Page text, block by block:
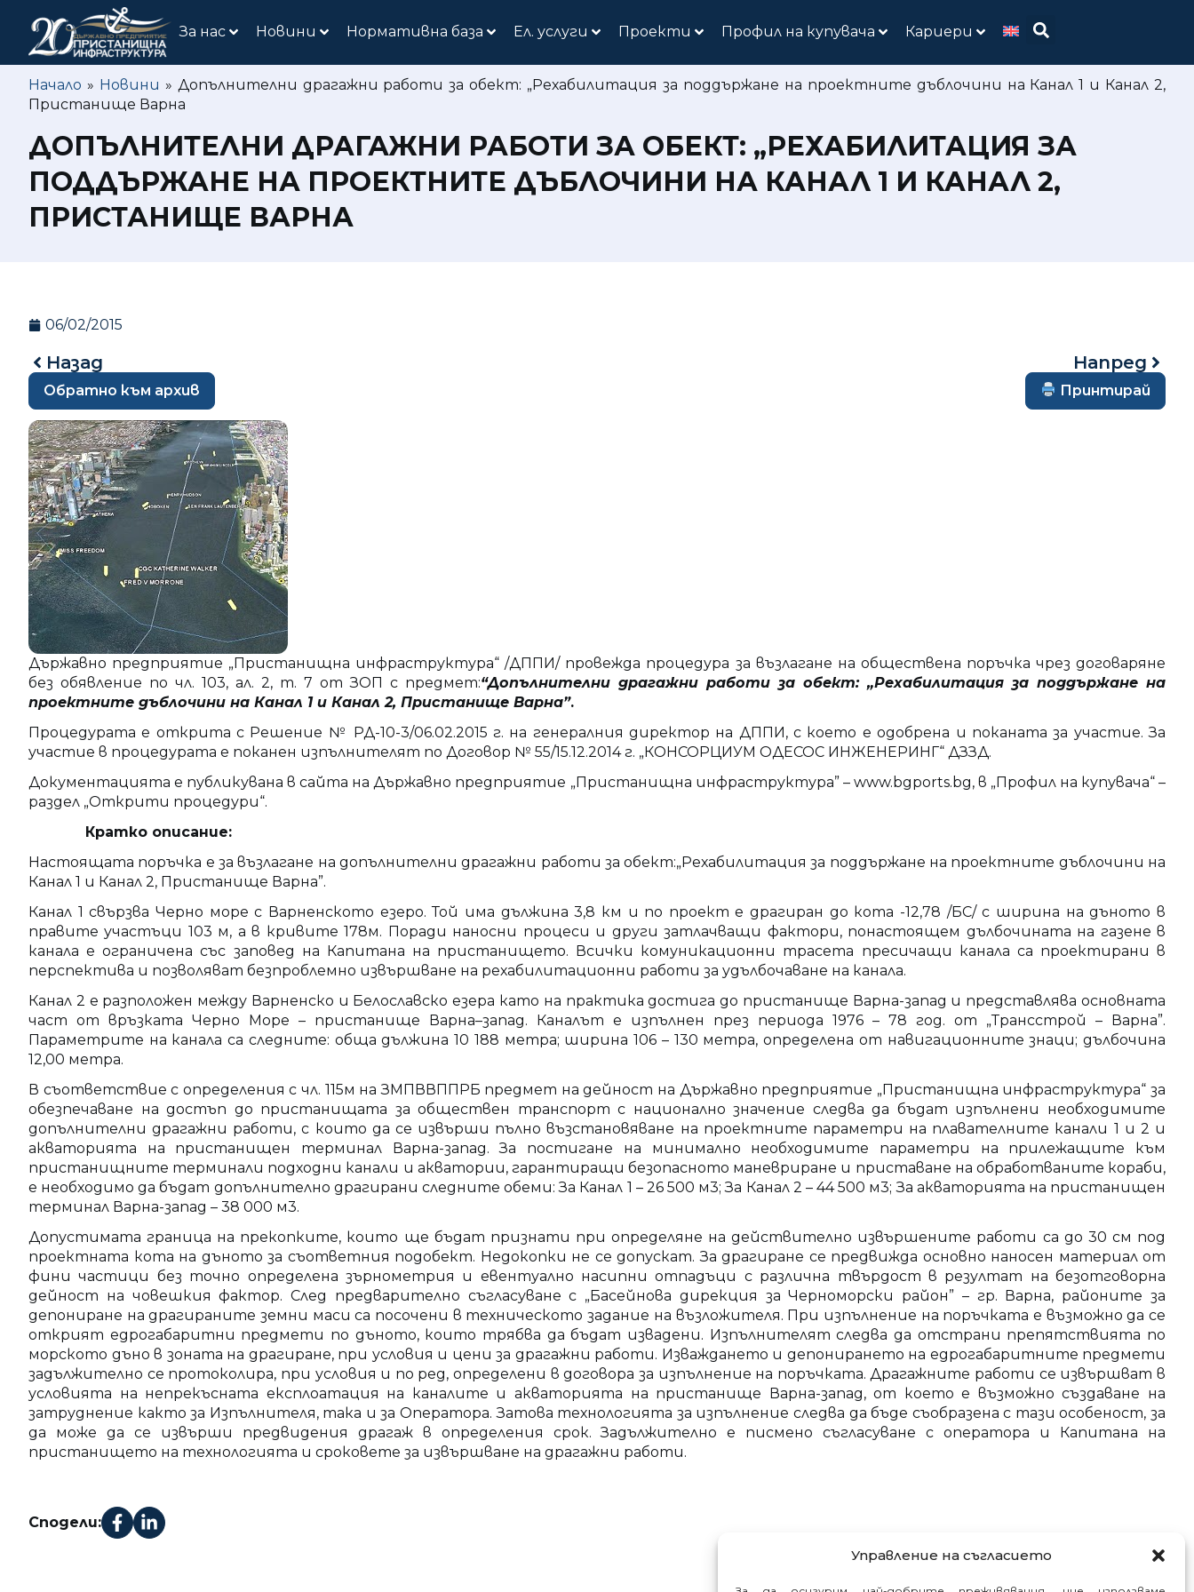
Управление на съгласието
За нас Новини Нормативна база Ел. услуги Проекти Профил на купувача Кариери
Начало » Новини » Допълнителни драгажни работи за обект: „Рехабилитация за поддържане на проектните дъблочини на Канал 1 и Канал 2,
Пристанище Варна
ДОПЪЛНИТЕЛНИ ДРАГАЖНИ РАБОТИ ЗА ОБЕКТ: „РЕХАБИЛИТАЦИЯ ЗА
ПОДДЪРЖАНЕ НА ПРОЕКТНИТЕ ДЪБЛОЧИНИ НА КАНАЛ 1 И КАНАЛ 2,
ПРИСТАНИЩЕ ВАРНА
06/02/2015
Назад Напред
Обратно към архив Принтирай
Държавно предприятие „Пристанищна инфраструктура“ /ДППИ/ провежда процедура за възлагане на обществена поръчка чрез договаряне
без обявление по чл. 103, ал. 2, т. 7 от ЗОП с предмет:“Допълнителни драгажни работи за обект: „Рехабилитация за поддържане на
проектните дъблочини на Канал 1 и Канал 2, Пристанище Варна”.
Процедурата е открита с Решение № РД-10-3/06.02.2015 г. на генералния директор на ДППИ, с което е одобрена и поканата за участие. За
участие в процедурата е поканен изпълнителят по Договор № 55/15.12.2014 г. „КОНСОРЦИУМ ОДЕСОС ИНЖЕНЕРИНГ“ ДЗЗД.
Документацията е публикувана в сайта на Държавно предприятие „Пристанищна инфраструктура” – www.bgports.bg, в „Профил на купувача“ –
раздел „Открити процедури“.
Кратко описание:
Настоящата поръчка е за възлагане на допълнителни драгажни работи за обект:„Рехабилитация за поддържане на проектните дъблочини на
Канал 1 и Канал 2, Пристанище Варна”.
Канал 1 свързва Черно море с Варненското езеро. Той има дължина 3,8 км и по проект е драгиран до кота -12,78 /БС/ с ширина на дъното в
правите участъци 103 м, а в кривите 178м. Поради наносни процеси и други затлачващи фактори, понастоящем дълбочината на газене в
канала е ограничена със заповед на Капитана на пристанището. Всички комуникационни трасета пресичащи канала са проектирани в
перспектива и позволяват безпроблемно извършване на рехабилитационни работи за удълбочаване на канала.
Канал 2 е разположен между Варненско и Белославско езера като на практика достига до пристанище Варна-запад и представлява основната
част от връзката Черно Море – пристанище Варна–запад. Каналът е изпълнен през периода 1976 – 78 год. от „Трансстрой – Варна”.
Параметрите на канала са следните: обща дължина 10 188 метра; ширина 106 – 130 метра, определена от навигационните знаци; дълбочина
12,00 метра.
В съответствие с определения с чл. 115м на ЗМПВВППРБ предмет на дейност на Държавно предприятие „Пристанищна инфраструктура“ за
обезпечаване на достъп до пристанищата за обществен транспорт с национално значение следва да бъдат изпълнени необходимите
допълнителни драгажни работи, с които да се извърши пълно възстановяване на проектните параметри на плавателните канали 1 и 2 и
акваторията на пристанищен терминал Варна-запад. За постигане на минимално необходимите параметри на прилежащите към
пристанищните терминали подходни канали и акватории, гарантиращи безопасното маневриране и приставане на обработваните кораби,
е необходимо да бъдат допълнително драгирани следните обеми: За Канал 1 – 26 500 м3; За Канал 2 – 44 500 м3; За акваторията на пристанищен
терминал Варна-запад – 38 000 м3.
Допустимата граница на прекопките, които ще бъдат признати при определяне на действително извършените работи са до 30 см под
проектната кота на дъното за съответния подобект. Недокопки не се допускат. За драгиране се предвижда основно наносен материал от
фини частици без точно определена зърнометрия и евентуално насипни отпадъци с различна твърдост в резултат на безотговорна
дейност на човешкия фактор. След предварително съгласуване с „Басейнова дирекция за Черноморски район” – гр. Варна, районите за
депониране на драгираните земни маси са посочени в техническото задание на възложителя. При изпълнение на поръчката е възможно да се
открият едрогабаритни предмети по дъното, които трябва да бъдат извадени. Изпълнителят следва да отстрани препятствията по
морското дъно в зоната на драгиране, при условия и цени за драгажни работи. Изваждането и депонирането на едрогабаритните предмети
задължително се протоколира, при условия и по ред, определени в договора за изпълнение на поръчката. Драгажните работи се извършват в
условията на непрекъсната експлоатация на каналите и акваторията на пристанище Варна-запад, от което е възможно създаване на
затруднение както за Изпълнителя, така и за Оператора. Затова технологията за изпълнение следва да бъде съобразена с тази особеност, за
да може да се извърши предвидения драгаж в определения срок. Задължително е писмено съгласуване с оператора и Капитана на
пристанището на технологията и сроковете за извършване на драгажни работи.
Сподели: